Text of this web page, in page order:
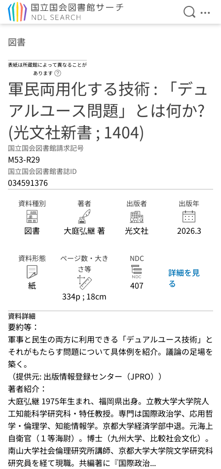
検索を
メ
図書
表紙は所蔵館によって異なることが
あります
軍民両用化する技術 : 「デュ
アルユース問題」とは何か?
(光文社新書 ; 1404)
国立国会図書館請求記号
M53-R29
国立国会図書館書誌ID
034591376
資料種別
図書
著者
大庭弘継 著
出版者
光文社
出版年
2026.3
資料形態
紙
ページ数・大き
さ等
334p ; 18cm
NDC
407
詳細を見
る
資料詳細
要約等：
軍事と民生の両方に利用できる「デュアルユース技術」と
それがもたらす問題について具体例を紹介。議論の足場を
築く。
（提供元: 出版情報登録センター（JPRO））
著者紹介：
大庭弘継 1975年生まれ、福岡県出身。立教大学大学院人
工知能科学研究科・特任教授。専門は国際政治学、応用哲
学・倫理学、知能情報学。京都大学経済学部中退。元海上
自衛官（１等海尉）。博士（九州大学、比較社会文化）。
南山大学社会倫理研究所講師、京都大学大学院文学研究科
研究員を経て現職。共編著に『国際政治...